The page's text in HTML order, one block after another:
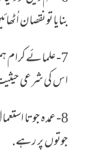
بنایا تو نقصان
7- علمائےکرام
اس کی شرعی
8- عمدہ جوتا
جوتوں پر رہے.